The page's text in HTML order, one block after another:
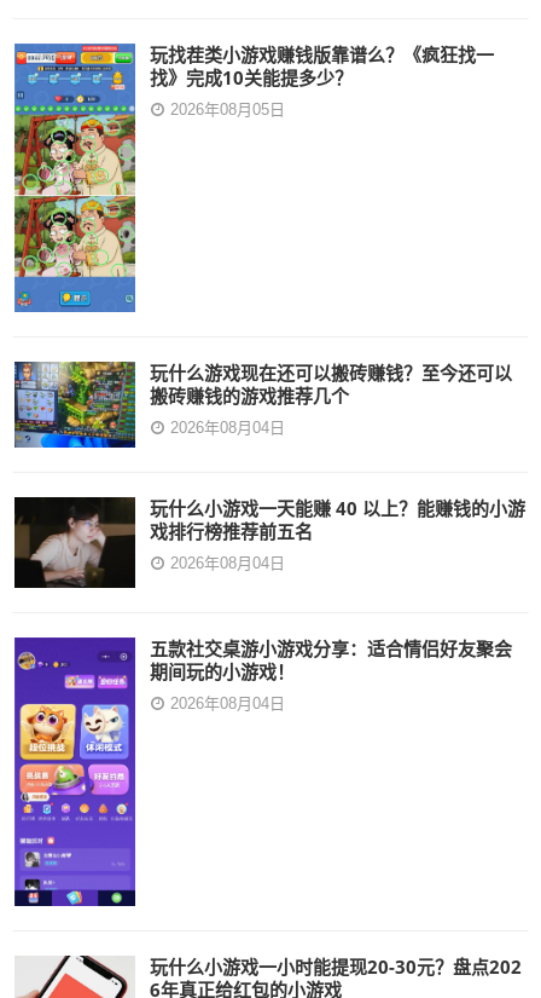
玩找茬类小游戏赚钱版靠谱么？《疯狂找一
找》完成10关能提多少？
2026年08月05日
玩什么游戏现在还可以搬砖赚钱？至今还可以
搬砖赚钱的游戏推荐几个
2026年08月04日
玩什么小游戏一天能赚 40 以上？能赚钱的小游
戏排行榜推荐前五名
2026年08月04日
五款社交桌游小游戏分享：适合情侣好友聚会
期间玩的小游戏！
2026年08月04日
玩什么小游戏一小时能提现20-30元？盘点202
6年真正给红包的小游戏